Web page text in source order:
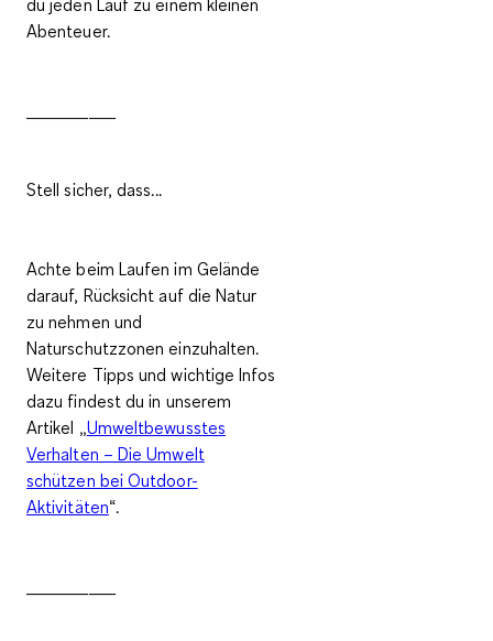
Abenteuer.
Stell sicher, dass...
Achte beim Laufen im Gelände
darauf, Rücksicht auf die Natur
zu nehmen und
Naturschutzzonen einzuhalten.
Weitere Tipps und wichtige Infos
dazu findest du in unserem
Artikel „Umweltbewusstes
Verhalten – Die Umwelt
schützen bei Outdoor-
Aktivitäten“.